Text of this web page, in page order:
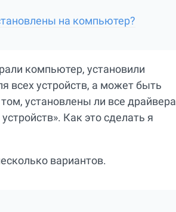
на компьютер?
компьютер, установили
всех устройств, а может быть
установлены ли все драйвера
Как это сделать я
вариантов.